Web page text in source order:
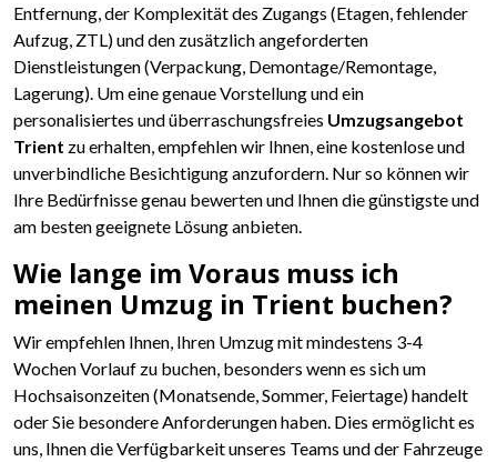
Entfernung, der Komplexität des Zugangs (Etagen, fehlender
Aufzug, ZTL) und den zusätzlich angeforderten
Dienstleistungen (Verpackung, Demontage/Remontage,
Lagerung). Um eine genaue Vorstellung und ein
personalisiertes und überraschungsfreies Umzugsangebot
Trient zu erhalten, empfehlen wir Ihnen, eine kostenlose und
unverbindliche Besichtigung anzufordern. Nur so können wir
Ihre Bedürfnisse genau bewerten und Ihnen die günstigste und
am besten geeignete Lösung anbieten.
Wie lange im Voraus muss ich
meinen Umzug in Trient buchen?
Wir empfehlen Ihnen, Ihren Umzug mit mindestens 3-4
Wochen Vorlauf zu buchen, besonders wenn es sich um
Hochsaisonzeiten (Monatsende, Sommer, Feiertage) handelt
oder Sie besondere Anforderungen haben. Dies ermöglicht es
uns, Ihnen die Verfügbarkeit unseres Teams und der Fahrzeuge